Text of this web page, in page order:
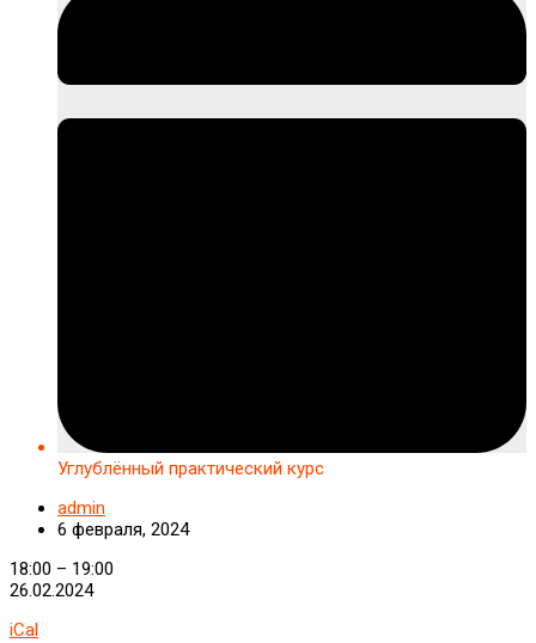
Углублённый практический курс
admin
6 февраля, 2024
Углублённый
практический
18:00 – 19:00
26.02.2024
iCal